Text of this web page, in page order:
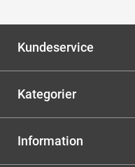
Kundeservice
Kategorier
Information